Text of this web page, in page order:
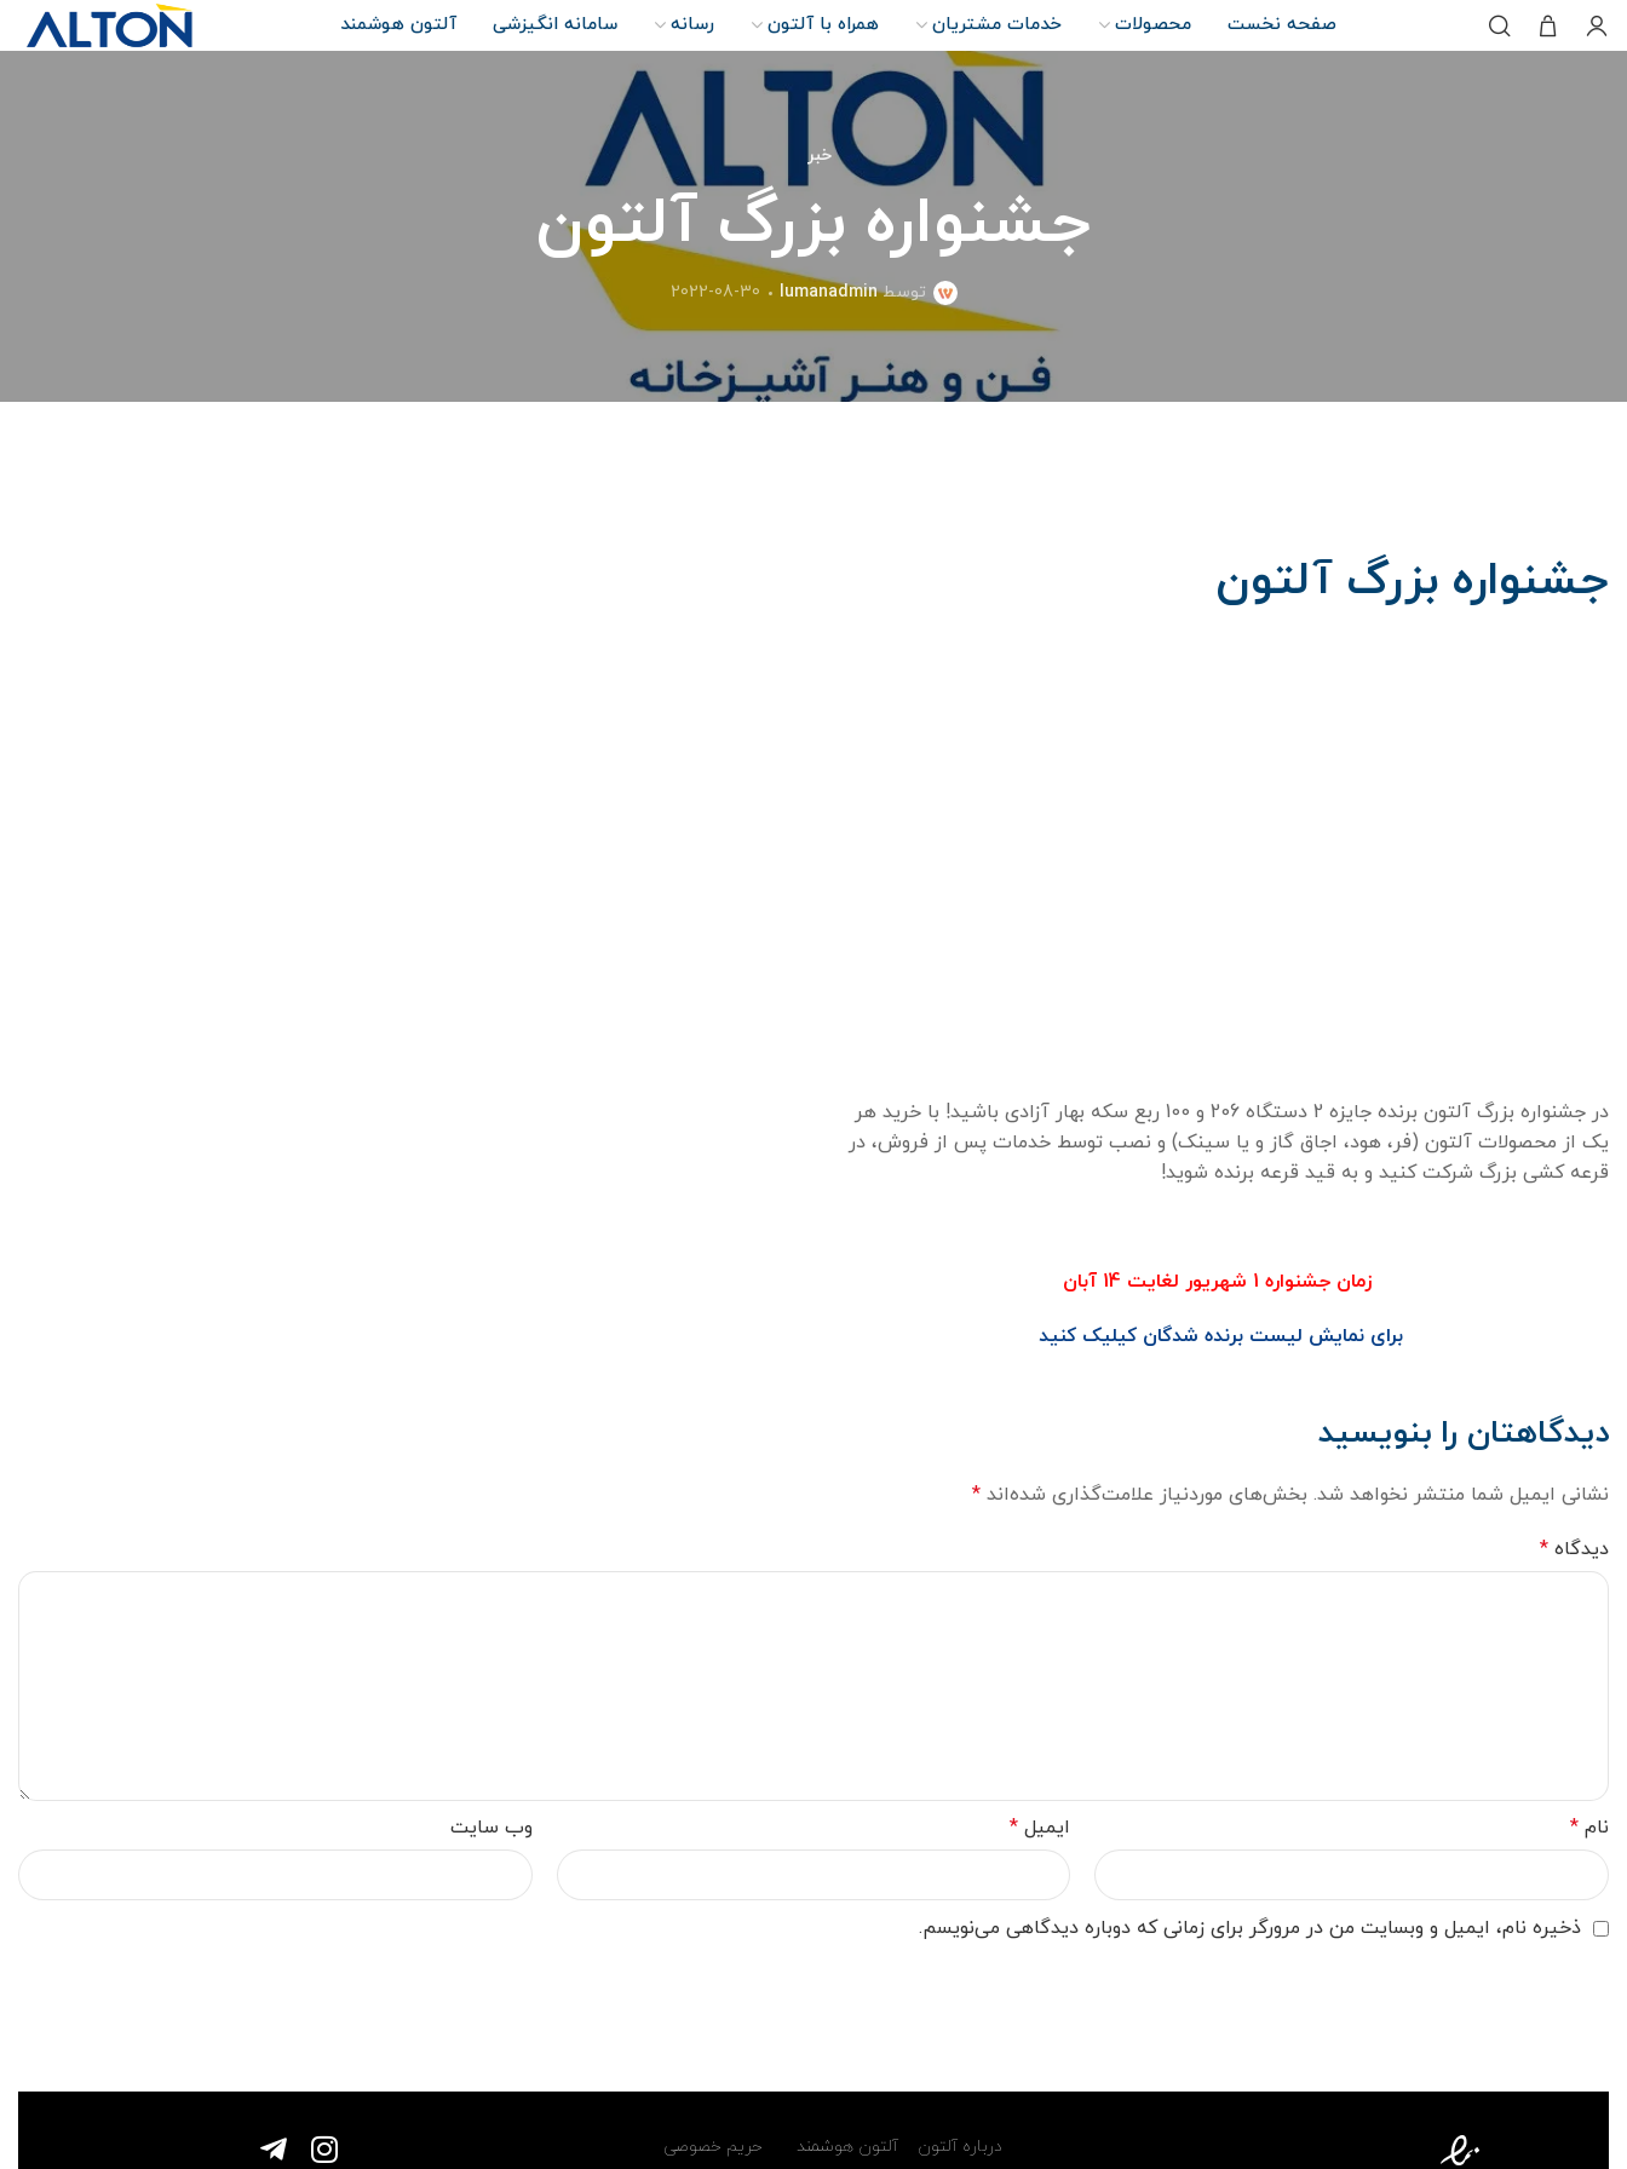
صفحه نخست محصولات خدمات مشتریان همراه با آلتون رسانه سامانه انگیزشی آلتون هوشمند
خبر
جشنواره بزرگ آلتون
توسط lumanadmin
2022-08-30
جشنواره بزرگ آلتون
در جشنواره بزرگ آلتون برنده جایزه 2 دستگاه 206 و 100 ربع سکه بهار آزادی باشید! با خرید هر
یک از محصولات آلتون (فر، هود، اجاق گاز و یا سینک) و نصب توسط خدمات پس از فروش، در
قرعه کشی بزرگ شرکت کنید و به قید قرعه برنده شوید!
زمان جشنواره 1 شهریور لغایت 14 آبان
برای نمایش لیست برنده شدگان کیلیک کنید
دیدگاهتان را بنویسید
نشانی ایمیل شما منتشر نخواهد شد. بخش‌های موردنیاز علامت‌گذاری شده‌اند *
دیدگاه *
نام * ایمیل * وب‌ سایت
ذخیره نام، ایمیل و وبسایت من در مرورگر برای زمانی که دوباره دیدگاهی می‌نویسم.
درباره آلتون آلتون هوشمند حریم خصوصی